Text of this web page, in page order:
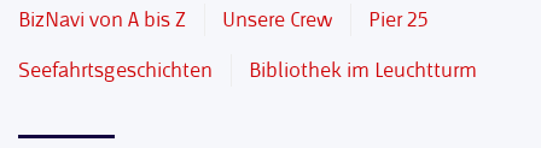
BizNavi von A bis Z Unsere Crew Pier 25
Seefahrtsgeschichten Bibliothek im Leuchtturm